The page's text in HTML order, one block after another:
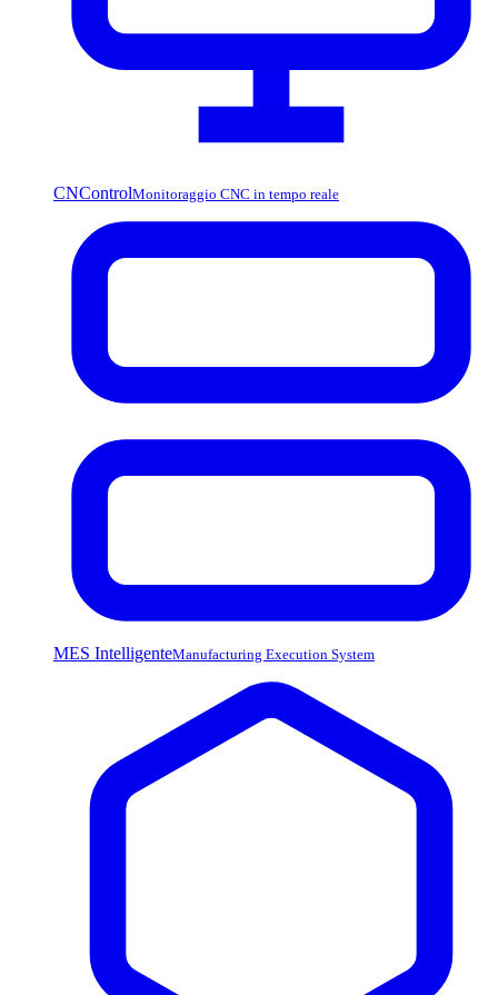
CNControlMonitoraggio CNC in tempo reale
MES IntelligenteManufacturing Execution System